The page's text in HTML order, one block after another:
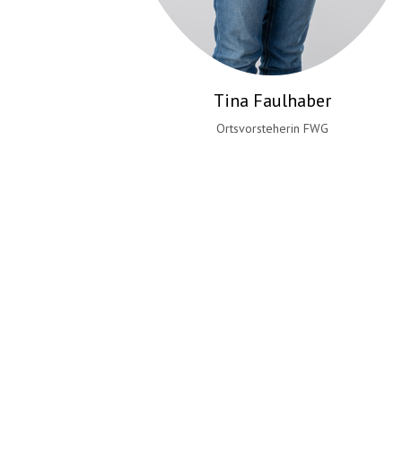
Tina Faulhaber
Ortsvorsteherin FWG